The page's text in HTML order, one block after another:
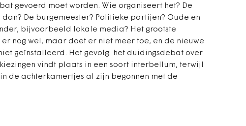
gevoerd moet worden. Wie organiseert het? De
De burgemeester? Politieke partijen? Oude en
bijvoorbeeld lokale media? Het grootste
nog wel, maar doet er niet meer toe, en de nieuwe
geïnstalleerd. Het gevolg: het duidingsdebat over
vindt plaats in een soort interbellum, terwijl
de achterkamertjes al zijn begonnen met de